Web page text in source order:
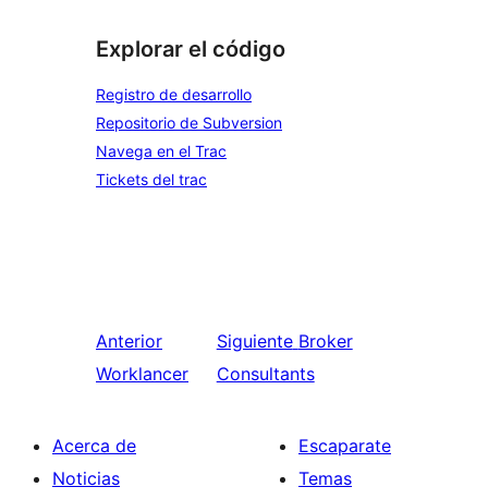
Explorar el código
Registro de desarrollo
Repositorio de Subversion
Navega en el Trac
Tickets del trac
Anterior
Worklancer
Siguiente Broker
Consultants
Acerca de
Noticias
Escaparate
Temas